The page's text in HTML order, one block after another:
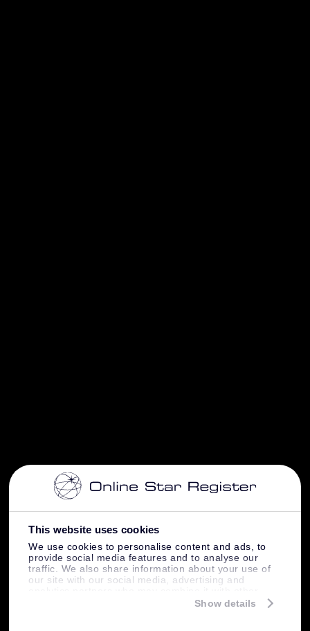
This website uses cookies
We use cookies to personalise content and ads, to
provide social media features and to analyse our
traffic. We also share information about your use of
our site with our social media, advertising and
information that you’ve provided to them or that
Show details